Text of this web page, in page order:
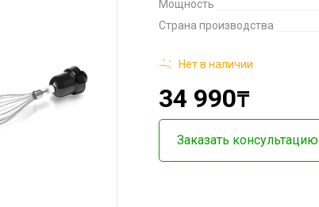
Мощность
Страна производства
Нет в наличии
34 990₸
Заказать консультацию